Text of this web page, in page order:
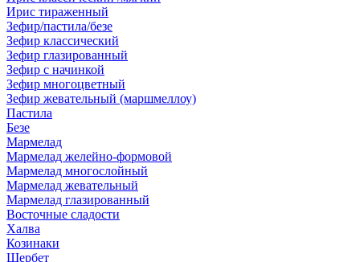
Ирис тираженный
Зефир/пастила/безе
Зефир классический
Зефир глазированный
Зефир с начинкой
Зефир многоцветный
Зефир жевательный (маршмеллоу)
Пастила
Безе
Мармелад
Мармелад желейно-формовой
Мармелад многослойный
Мармелад жевательный
Мармелад глазированный
Восточные сладости
Халва
Козинаки
Щербет